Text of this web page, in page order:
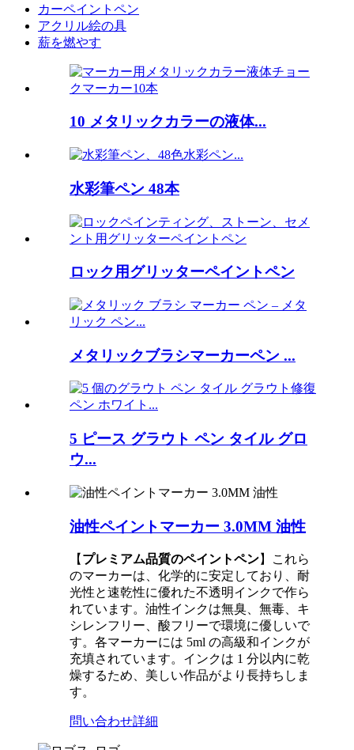
カーペイントペン
アクリル絵の具
薪を燃やす
10 メタリックカラーの液体...
水彩筆ペン 48本
ロック用グリッターペイントペン
メタリックブラシマーカーペン ...
5 ピース グラウト ペン タイル グロ
ウ...
油性ペイントマーカー 3.0MM 油性
【 プレミアム品質のペイントペン】
これら
のマーカーは、化学的に安定しており、耐
光性と速乾性に優れた不透明インクで作ら
れています。油性インクは無臭、無毒、キ
シレンフリー、酸フリーで環境に優しいで
す。各マーカーには 5ml の高級和インクが
充填されています。インクは 1 分以内に乾
燥するため、美しい作品がより長持ちしま
す。
問い合わせ詳細